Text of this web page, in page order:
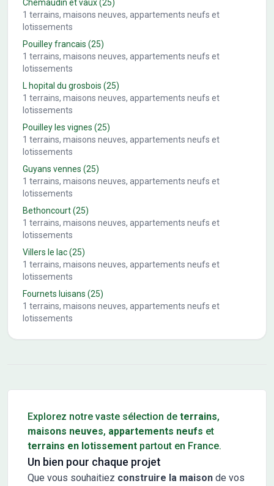
Chemaudin et vaux(25)
1 terrains, maisons neuves, appartements neufs et
lotissements
Pouilley francais (25)
1 terrains, maisons neuves, appartements neufs et
lotissements
L hopital du grosbois (25)
1 terrains, maisons neuves, appartements neufs et
lotissements
Pouilley les vignes (25)
1 terrains, maisons neuves, appartements neufs et
lotissements
Guyans vennes (25)
1 terrains, maisons neuves, appartements neufs et
lotissements
Bethoncourt(25)
1 terrains, maisons neuves, appartements neufs et
lotissements
Villers le lac(25)
1 terrains, maisons neuves, appartements neufs et
lotissements
Fournets luisans (25)
1 terrains, maisons neuves, appartements neufs et
lotissements
Explorez notre vaste sélection de terrains,
maisons neuves, appartements neufs et
terrains en lotissement partout en France.
Un bien pour chaque projet
Que vous souhaitiez construire la maison de vos